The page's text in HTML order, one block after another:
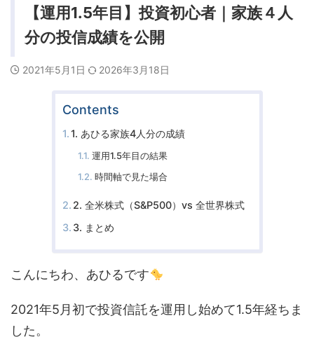
【運用1.5年目】投資初心者｜家族４人
分の投信成績を公開
2021年5月1日 2026年3月18日
Contents
1. あひる家族4人分の成績
運用1.5年目の結果
時間軸で見た場合
2. 全米株式（S&P500）vs 全世界株式
3. まとめ
こんにちわ、あひるです
2021年5月初で投資信託を運用し始めて1.5年経ちま
した。